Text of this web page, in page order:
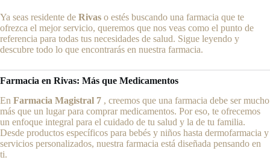
Ya seas residente de Rivas o estés buscando una farmacia que te
ofrezca el mejor servicio, queremos que nos veas como el punto de
referencia para todas tus necesidades de salud. Sigue leyendo y
descubre todo lo que encontrarás en nuestra farmacia.
Farmacia en Rivas: Más que Medicamentos
En Farmacia Magistral 7 , creemos que una farmacia debe ser mucho
más que un lugar para comprar medicamentos. Por eso, te ofrecemos
un enfoque integral para el cuidado de tu salud y la de tu familia.
Desde productos específicos para bebés y niños hasta dermofarmacia y
servicios personalizados, nuestra farmacia está diseñada pensando en
ti.